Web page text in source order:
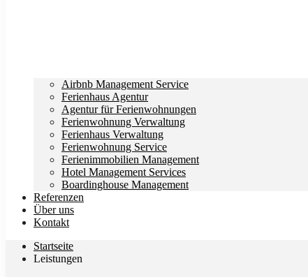
Airbnb Management Service
Ferienhaus Agentur
Agentur für Ferienwohnungen
Ferienwohnung Verwaltung
Ferienhaus Verwaltung
Ferienwohnung Service
Ferienimmobilien Management
Hotel Management Services
Boardinghouse Management
Referenzen
Über uns
Kontakt
Startseite
Leistungen